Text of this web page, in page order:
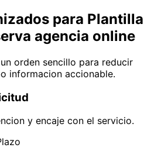
para Plantilla
agencia online
orden sencillo para reducir
informacion accionable.
y encaje con el servicio.